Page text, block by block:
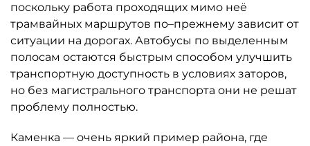
поскольку работа проходящих мимо неё
трамвайных маршрутов по–прежнему зависит от
ситуации на дорогах. Автобусы по выделенным
полосам остаются быстрым способом улучшить
транспортную доступность в условиях заторов,
но без магистрального транспорта они не решат
проблему полностью.
Каменка — очень яркий пример района, где